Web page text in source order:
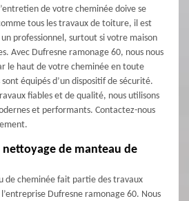
de votre cheminée doive se
tous les travaux de toiture, il est
professionnel, surtout si votre maison
Avec Dufresne ramonage 60, nous nous
le haut de votre cheminée en toute
équipés d’un dispositif de sécurité.
fiables et de qualité, nous utilisons
et performants. Contactez-nous
nettoyage de manteau de
de cheminée fait partie des travaux
Dufresne ramonage 60. Nous